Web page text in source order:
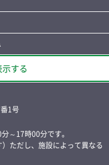
する
1号
～17時00分です。
ただし、施設によって異なる